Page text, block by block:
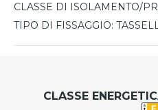
CLASSE DI ISOLAMENTO/
TIPO DI FISSAGGIO:
CLASSE